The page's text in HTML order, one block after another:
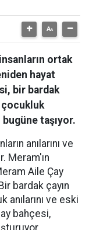
ortak
hayat
bir bardak
çocukluk
bugüne taşıyor.
anılarını ve
Meram'ın
Aile Çay
bardak çayın
ve eski
bahçesi,